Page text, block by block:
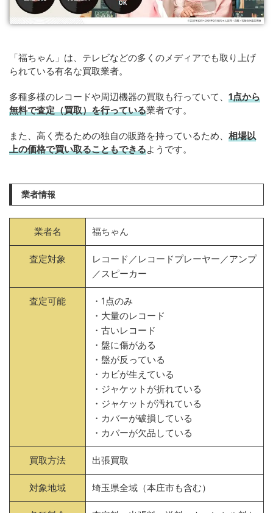
「福ちゃん」は、テレビなどの多くのメディアでも取り上げ
られている有名な買取業者。
多種多様のレコードや周辺機器の買取も行っていて、 1点から
無料で査定（買取）を行っている業者です。
また、高く売るための独自の販路を持っているため、 相場以
上の価格で買い取ることもできるようです。
業者情報
業者名 福ちゃん
査定対象
レコード／レコードプレーヤー／アンプ
／スピーカー
査定可能
・1点のみ
・大量のレコード
・古いレコード
・盤に傷がある
・盤が反っている
・カビが生えている
・ジャケットが折れている
・ジャケットが汚れている
・カバーが破損している
・カバーが欠品している
買取方法 出張買取
対象地域 埼玉県全域（本庄市も含む）